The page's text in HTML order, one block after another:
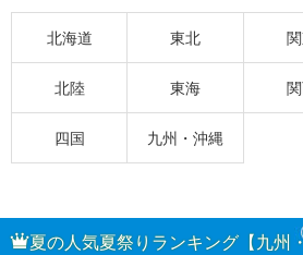
北海道 東北
北陸 東海
四国 九州・沖縄
夏の人気夏祭りランキング【九州